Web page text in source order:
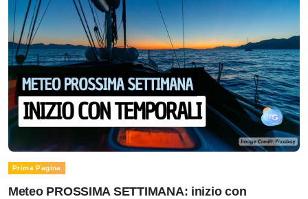
Prima Pagina
Meteo PROSSIMA SETTIMANA: inizio con